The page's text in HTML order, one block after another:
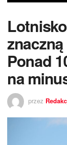
Ponad
na
przez